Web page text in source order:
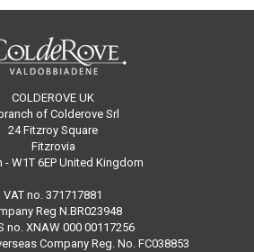
COLDEROVE UK
of Colderove Srl
24 Fitzroy Square
Fitzrovia
- W1T 6EP United Kingdom
VAT no. 371717881
Reg N.BR023948
no. XNAW 000 00117256
Company Reg. No. FC038853